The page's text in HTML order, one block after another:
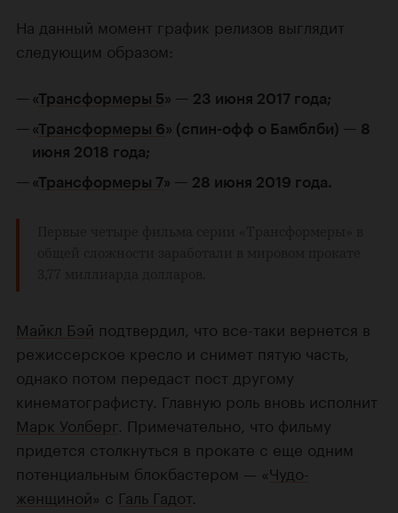
На данный момент график релизов выглядит
следующим образом:
«Трансформеры 5» — 23 июня 2017 года;
«Трансформеры 6» (спин-офф о Бамблби) — 8
июня 2018 года;
«Трансформеры 7» — 28 июня 2019 года.
Майкл Бэй подтвердил, что все-таки вернется в
режиссерское кресло и снимет пятую часть,
однако потом передаст пост другому
кинематографисту. Главную роль вновь исполнит
Марк Уолберг . Примечательно, что фильму
придется столкнуться в прокате с еще одним
потенциальным блокбастером — «Чудо-
женщиной» с Галь Гадот